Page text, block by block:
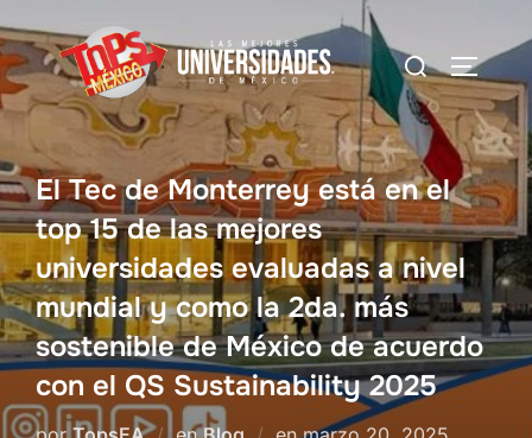
al
contenido
Buscar:
El Tec de Monterrey está en el
top 15 de las mejores
universidades evaluadas a nivel
mundial y como la 2da. más
sostenible de México de acuerdo
con el QS Sustainability 2025
Publicado